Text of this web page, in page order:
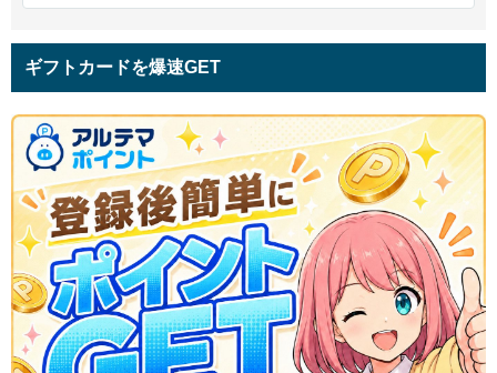
ギフトカードを爆速GET